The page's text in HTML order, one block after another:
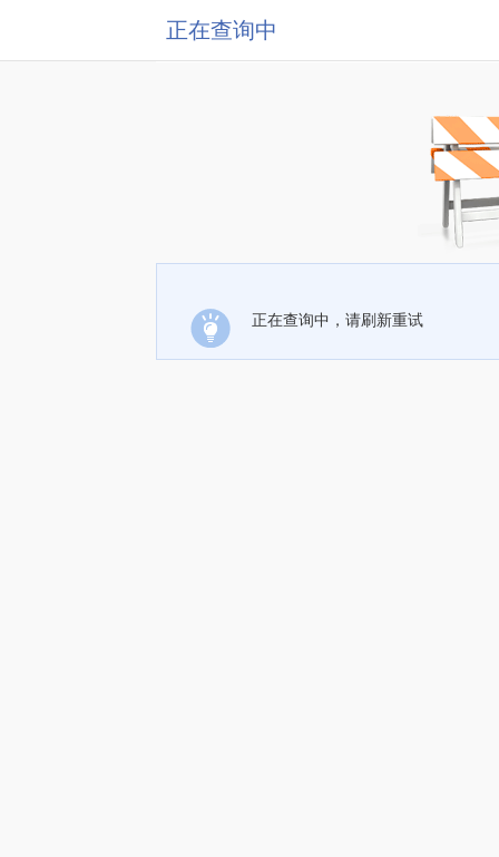
正在查询中
正在查询中，请刷新重试